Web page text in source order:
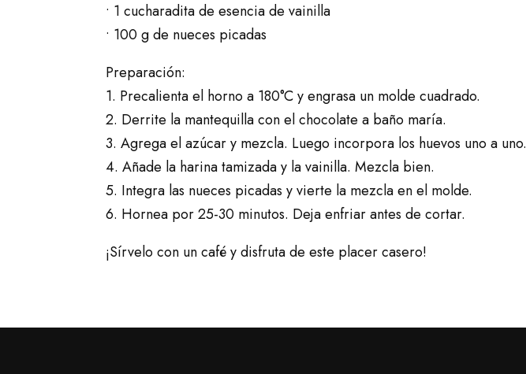
• 1 cucharadita de esencia de vainilla
• 100 g de nueces picadas
Preparación:
1. Precalienta el horno a 180°C y engrasa un molde cuadrado.
2. Derrite la mantequilla con el chocolate a baño maría.
3. Agrega el azúcar y mezcla. Luego incorpora los huevos uno a uno.
4. Añade la harina tamizada y la vainilla. Mezcla bien.
5. Integra las nueces picadas y vierte la mezcla en el molde.
6. Hornea por 25-30 minutos. Deja enfriar antes de cortar.
¡Sírvelo con un café y disfruta de este placer casero!